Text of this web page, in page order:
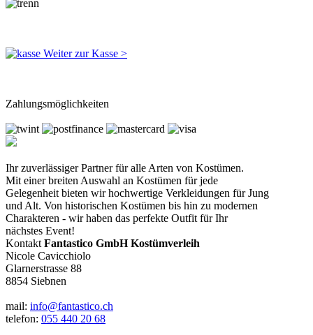
Weiter zur Kasse >
Zahlungsmöglichkeiten
Ihr zuverlässiger Partner für alle Arten von Kostümen.
Mit einer breiten Auswahl an Kostümen für jede
Gelegenheit bieten wir hochwertige Verkleidungen für Jung
und Alt. Von historischen Kostümen bis hin zu modernen
Charakteren - wir haben das perfekte Outfit für Ihr
nächstes Event!
Kontakt Fantastico GmbH Kostümverleih
Nicole Cavicchiolo
Glarnerstrasse 88
8854 Siebnen
mail: info@fantastico.ch
telefon: 055 440 20 68